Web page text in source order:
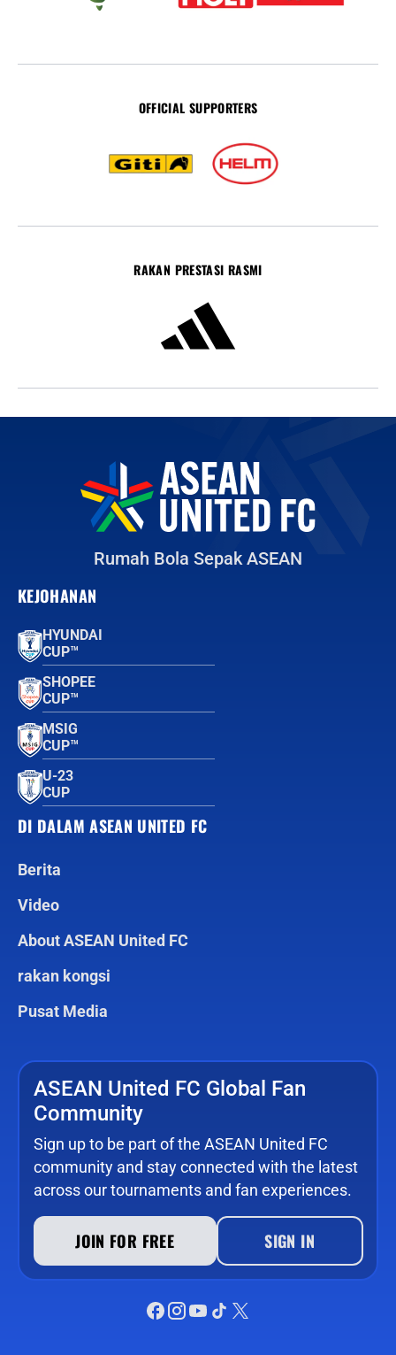
OFFICIAL SUPPORTERS
RAKAN PRESTASI RASMI
Rumah Bola Sepak ASEAN
KEJOHANAN
HYUNDAI
CUP™
SHOPEE
CUP™
MSIG
CUP™
U-23
CUP
DI DALAM ASEAN UNITED FC
Berita
Video
About ASEAN United FC
rakan kongsi
Pusat Media
ASEAN United FC Global Fan
Community
Sign up to be part of the ASEAN United FC
community and stay connected with the latest
across our tournaments and fan experiences.
JOIN FOR FREE SIGN IN